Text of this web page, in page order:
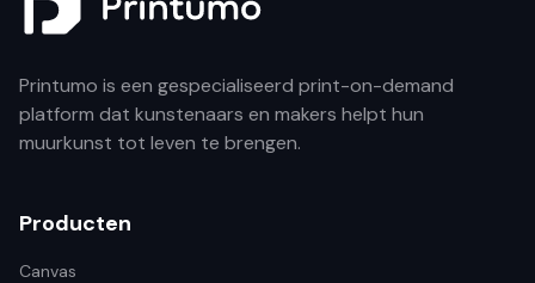
Printumo is een gespecialiseerd print-on-demand
platform dat kunstenaars en makers helpt hun
muurkunst tot leven te brengen.
Producten
Canvas